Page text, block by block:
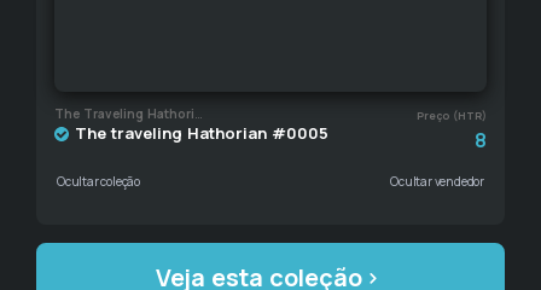
The Traveling Hathorian Preço (HTR)
The traveling Hathorian #0005 8
Ocultar coleção Ocultar vendedor
Veja esta coleção